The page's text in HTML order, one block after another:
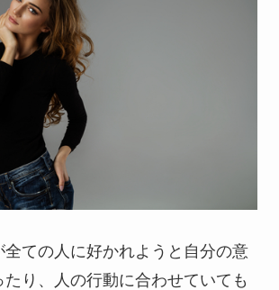
全ての人に好かれようと自分の意
たり、人の行動に合わせていても